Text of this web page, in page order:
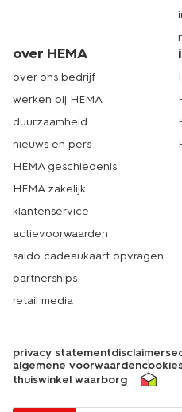
over HEMA
over ons bedrijf
werken bij HEMA
duurzaamheid
nieuws en pers
HEMA geschiedenis
HEMA zakelijk
klantenservice
actievoorwaarden
saldo cadeaukaart opvragen
partnerships
retail media
privacy statementdisclaimer
algemene voorwaarden
thuiswinkel waarborg